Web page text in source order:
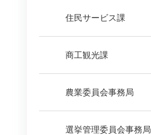
住民サービス課
商工観光課
農業委員会事務局
選挙管理委員会事務局